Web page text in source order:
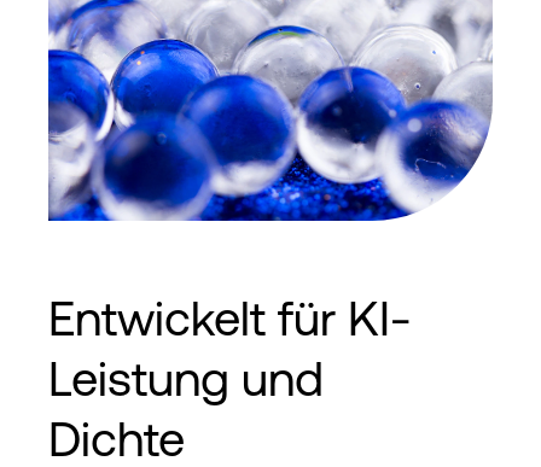
Entwickelt für KI-
Leistung und
Dichte